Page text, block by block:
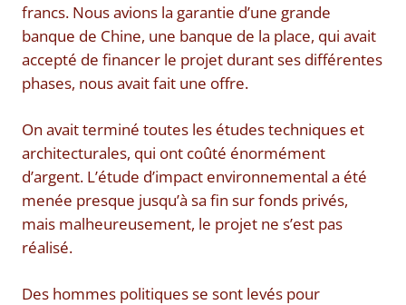
francs. Nous avions la garantie d’une grande
banque de Chine, une banque de la place, qui avait
accepté de financer le projet durant ses différentes
phases, nous avait fait une offre.
On avait terminé toutes les études techniques et
architecturales, qui ont coûté énormément
d’argent. L’étude d’impact environnemental a été
menée presque jusqu’à sa fin sur fonds privés,
mais malheureusement, le projet ne s’est pas
réalisé.
Des hommes politiques se sont levés pour